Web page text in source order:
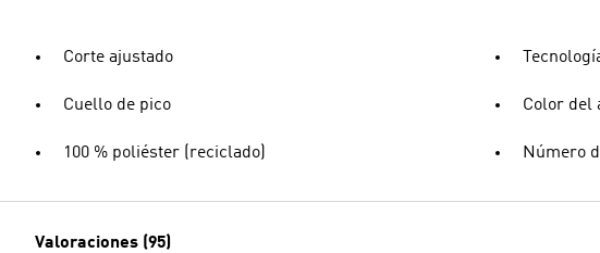
Corte ajustado
Cuello de pico
100 % poliéster (reciclado)
Color del
Número
Valoraciones (95)